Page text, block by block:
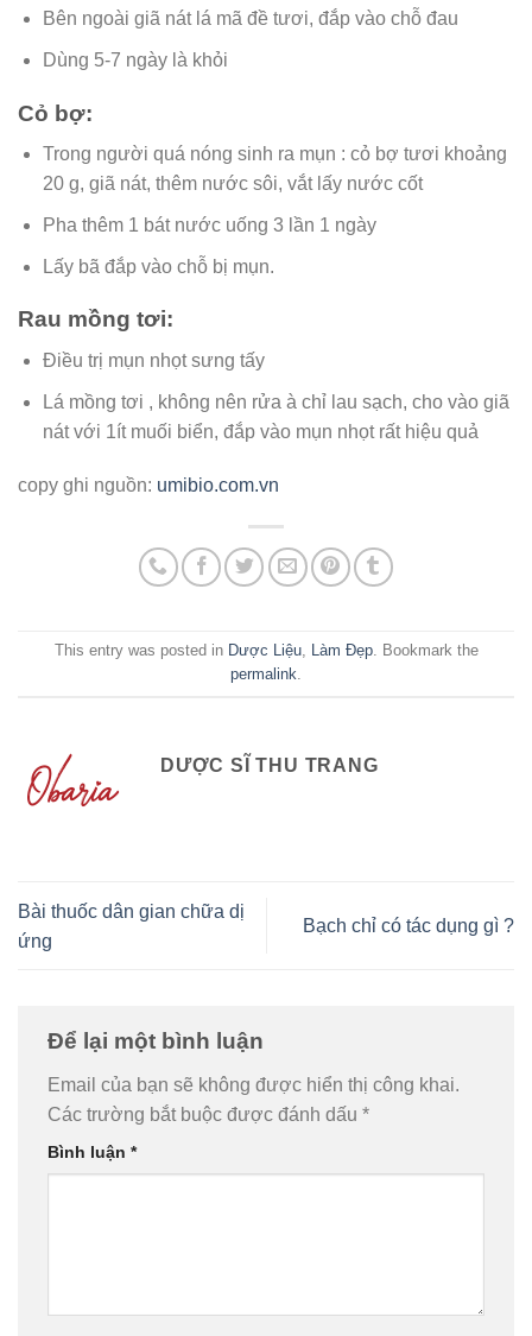
Bên ngoài giã nát lá mã đề tươi, đắp vào chỗ đau
Dùng 5-7 ngày là khỏi
Cỏ bợ:
Trong người quá nóng sinh ra mụn : cỏ bợ tươi khoảng
20 g, giã nát, thêm nước sôi, vắt lấy nước cốt
Pha thêm 1 bát nước uống 3 lần 1 ngày
Lấy bã đắp vào chỗ bị mụn.
Rau mồng tơi:
Điều trị mụn nhọt sưng tấy
Lá mồng tơi , không nên rửa à chỉ lau sạch, cho vào giã
nát với 1ít muối biển, đắp vào mụn nhọt rất hiệu quả
copy ghi nguồn: umibio.com.vn
This entry was posted in Dược Liệu, Làm Đẹp. Bookmark the
permalink.
DƯỢC SĨ THU TRANG
Bài thuốc dân gian chữa dị
ứng
Bạch chỉ có tác dụng gì ?
Để lại một bình luận
Email của bạn sẽ không được hiển thị công khai.
Các trường bắt buộc được đánh dấu *
Bình luận *